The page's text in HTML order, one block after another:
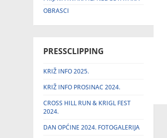
OBRASCI
PRESSCLIPPING
KRIŽ INFO 2025.
KRIŽ INFO PROSINAC 2024.
CROSS HILL RUN & KRIGL FEST
2024.
DAN OPĆINE 2024. FOTOGALERIJA